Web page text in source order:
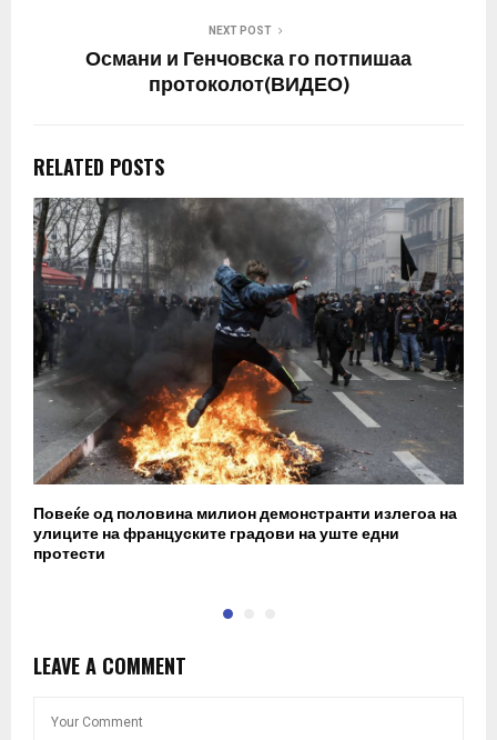
NEXT POST
Османи и Генчовска го потпишаа
протоколот(ВИДЕО)
RELATED POSTS
Повеќе од половина милион демонстранти излегоа на
улиците на француските градови на уште едни
протести
LEAVE A COMMENT